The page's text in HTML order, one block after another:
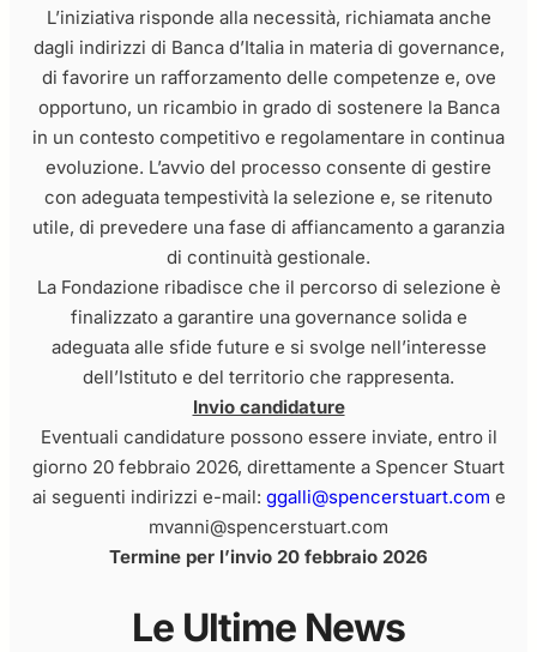
L’iniziativa risponde alla necessità, richiamata anche
dagli indirizzi di Banca d’Italia in materia di governance,
di favorire un rafforzamento delle competenze e, ove
opportuno, un ricambio in grado di sostenere la Banca
in un contesto competitivo e regolamentare in continua
evoluzione. L’avvio del processo consente di gestire
con adeguata tempestività la selezione e, se ritenuto
utile, di prevedere una fase di affiancamento a garanzia
di continuità gestionale.
La Fondazione ribadisce che il percorso di selezione è
finalizzato a garantire una governance solida e
adeguata alle sfide future e si svolge nell’interesse
dell’Istituto e del territorio che rappresenta.
Invio candidature
Eventuali candidature possono essere inviate, entro il
giorno 20 febbraio 2026, direttamente a Spencer Stuart
ai seguenti indirizzi e-mail: ggalli@spencerstuart.com e
mvanni@spencerstuart.com
Termine per l’invio 20 febbraio 2026
Le Ultime News